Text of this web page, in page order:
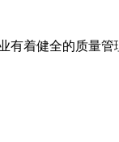
着健全的质量管